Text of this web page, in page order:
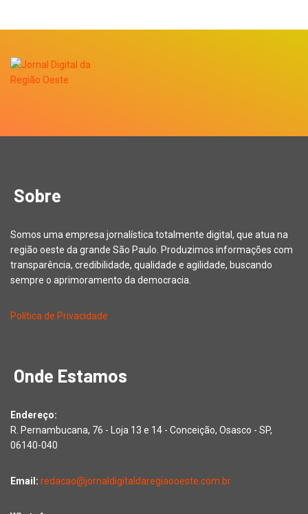
Sobre
Somos uma empresa jornalística totalmente digital, que atua na
região oeste da grande São Paulo. Produzimos informações com
transparência, credibilidade, qualidade e agilidade, buscando
sempre o aprimoramento da democracia.
Política de Privacidade
Onde Estamos
Endereço:
R. Pernambucana, 76 - Loja 13 e 14 - Conceição, Osasco - SP,
06140-040
Email: redacao@jornaldigitaldaregiaooeste.com.br